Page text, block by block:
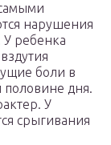
нарушения
У ребенка
боли в
дня.
У
срыгивания